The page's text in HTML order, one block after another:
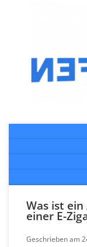
Was ist
einer E-
Geschrieben am